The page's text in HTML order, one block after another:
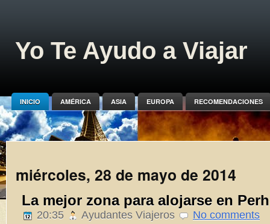
Yo Te Ayudo a Viajar
INICIO AMÉRICA ASIA EUROPA RECOMENDACIONES
miércoles, 28 de mayo de 2014
La mejor zona para alojarse en
20:35 Ayudantes Viajeros No comments